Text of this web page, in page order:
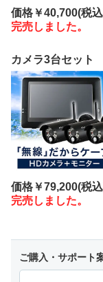
価格￥40,700(税
完売しました。
カメラ3台セット
価格￥79,200(税
完売しました。